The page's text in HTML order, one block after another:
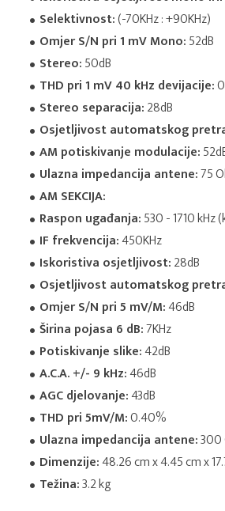
Selektivnost:(-70KHz : +90KHz)
Omjer S/N pri 1 mV Mono:52dB
Stereo:50dB
THD pri 1 mV 40 kHz devijacije:
Stereo separacija:28dB
Osjetljivost automatskog
AM potiskivanje modulacije:
Ulazna impedancija antene:75
AM SEKCIJA:
Raspon ugađanja:530 - 1710 kHz
IF frekvencija:450KHz
Iskoristiva osjetljivost:28dB
Osjetljivost automatskog
Omjer S/N pri 5 mV/M:46dB
Širina pojasa 6 dB:7KHz
Potiskivanje slike:42dB
A.C.A. +/- 9 kHz:46dB
AGC djelovanje:43dB
THD pri 5mV/M:0.40%
Ulazna impedancija antene:300
Dimenzije:48.26 cm x 4.45 cm x
Težina:3.2 kg